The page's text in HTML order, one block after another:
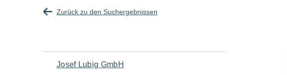
Zurück zu den Suchergebnissen
Navigation
Josef Lubig GmbH